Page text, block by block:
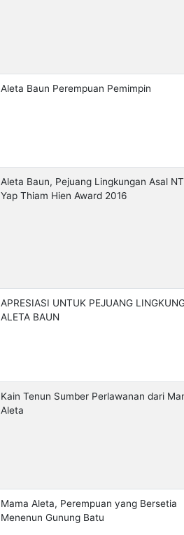
Aleta Baun Perempuan Pemimpin
Aleta Baun, Pejuang Lingkungan Asal
Yap Thiam Hien Award 2016
APRESIASI UNTUK PEJUANG
ALETA BAUN
Kain Tenun Sumber Perlawanan dari
Aleta
Mama Aleta, Perempuan yang Bersetia
Menenun Gunung Batu